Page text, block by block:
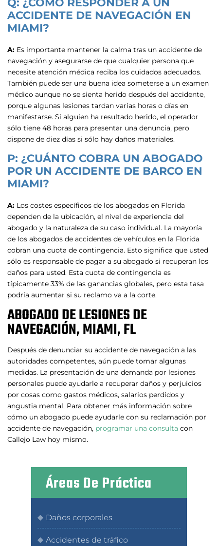
Q: ¿CÓMO RESPONDER A UN
ACCIDENTE DE NAVEGACIÓN EN
MIAMI?
A: Es importante mantener la calma tras un accidente de
navegación y asegurarse de que cualquier persona que
necesite atención médica reciba los cuidados adecuados.
También puede ser una buena idea someterse a un examen
médico aunque no se sienta herido después del accidente,
porque algunas lesiones tardan varias horas o días en
manifestarse. Si alguien ha resultado herido, el operador
sólo tiene 48 horas para presentar una denuncia, pero
dispone de diez días si sólo hay daños materiales.
P: ¿CUÁNTO COBRA UN ABOGADO
POR UN ACCIDENTE DE BARCO EN
MIAMI?
A: Los costes específicos de los abogados en Florida
dependen de la ubicación, el nivel de experiencia del
abogado y la naturaleza de su caso individual. La mayoría
de los abogados de accidentes de vehículos en la Florida
cobran una cuota de contingencia. Esto significa que usted
sólo es responsable de pagar a su abogado si recuperan los
daños para usted. Esta cuota de contingencia es
típicamente 33% de las ganancias globales, pero esta tasa
podría aumentar si su reclamo va a la corte.
ABOGADO DE LESIONES DE
NAVEGACIÓN, MIAMI, FL
Después de denunciar su accidente de navegación a las
autoridades competentes, aún puede tomar algunas
medidas. La presentación de una demanda por lesiones
personales puede ayudarle a recuperar daños y perjuicios
por cosas como gastos médicos, salarios perdidos y
angustia mental. Para obtener más información sobre
cómo un abogado puede ayudarle con su reclamación por
accidente de navegación, programar una consulta con
Callejo Law hoy mismo.
Áreas De Práctica
Daños corporales
Accidentes de tráfico